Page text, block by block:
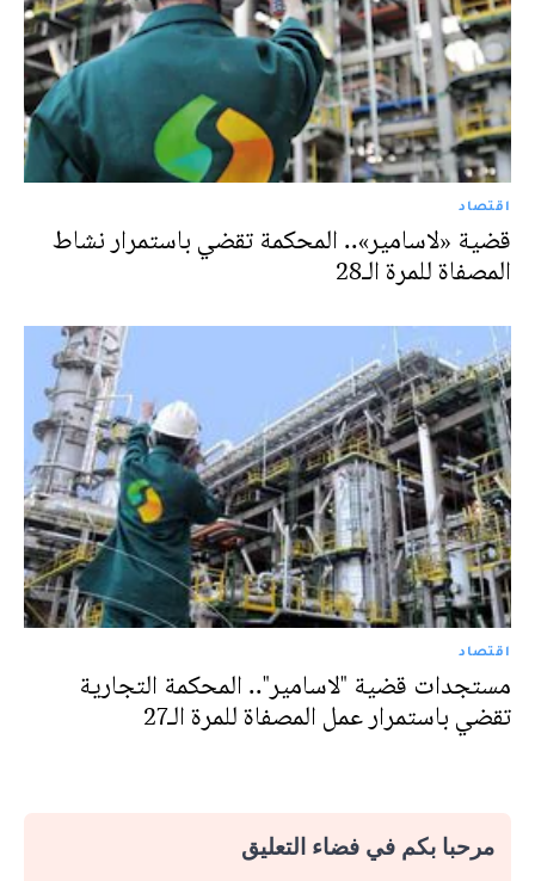
اقتصاد
قضية «لاسامير».. المحكمة تقضي باستمرار نشاط
المصفاة للمرة الـ28
اقتصاد
مستجدات قضية "لاسامير".. المحكمة التجارية
تقضي باستمرار عمل المصفاة للمرة الـ27
مرحبا بكم في فضاء التعليق